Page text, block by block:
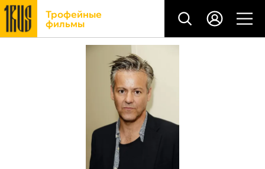
Трофейные
фильмы